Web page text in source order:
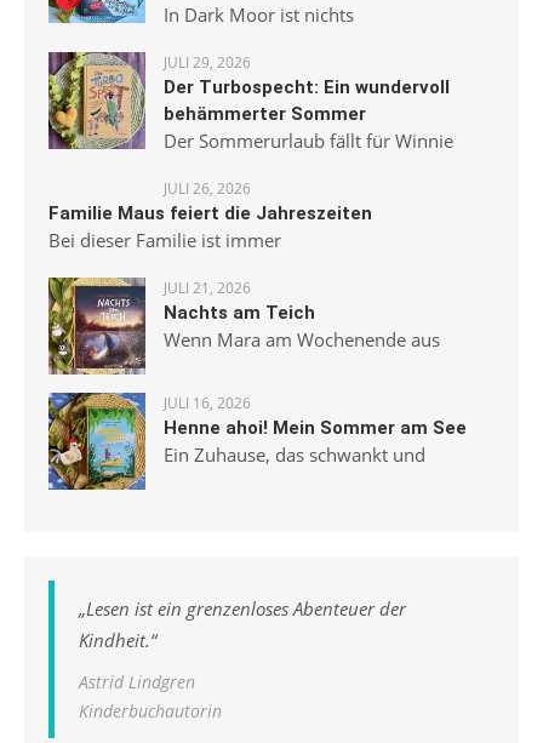
In Dark Moor ist nichts
JULI 29, 2026
Der Turbospecht: Ein wundervoll
behämmerter Sommer
Der Sommerurlaub fällt für Winnie
JULI 26, 2026
Familie Maus feiert die Jahreszeiten
Bei dieser Familie ist immer
JULI 21, 2026
Nachts am Teich
Wenn Mara am Wochenende aus
JULI 16, 2026
Henne ahoi! Mein Sommer am See
Ein Zuhause, das schwankt und
„Lesen ist ein grenzenloses Abenteuer der
Kindheit.“
Astrid Lindgren
Kinderbuchautorin